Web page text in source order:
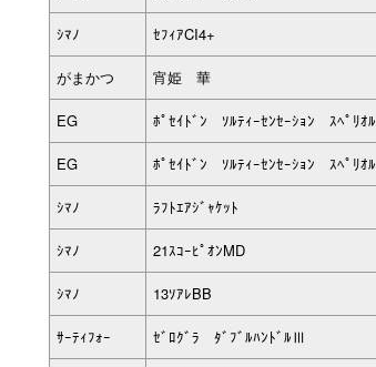
ｼﾏﾉ ｾﾌｨｱCI4+
がまかつ 宵姫 華
EG ﾎﾟｾｲﾄﾞﾝ ｿﾙﾃｨｰｾﾝｾｰｼｮﾝ ｽﾍﾟﾘｵﾙ
EG ﾎﾟｾｲﾄﾞﾝ ｿﾙﾃｨｰｾﾝｾｰｼｮﾝ ｽﾍﾟﾘｵﾙ
ｼﾏﾉ ﾗﾌﾄｴｱｼﾞｬｹｯﾄ
ｼﾏﾉ 21ｽｺｰﾋﾟｵﾝMD
ｼﾏﾉ 13ｿｱﾚBB
ｻｰﾃｨﾌｫｰ ｾﾞﾛｸﾞﾗ ﾀﾞﾌﾞﾙﾊﾝﾄﾞﾙⅢ